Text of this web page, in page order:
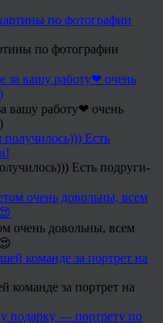
по фотографии
вашу работу❤ очень
Есть подруги-
очень довольны, всем
команде за портрет на